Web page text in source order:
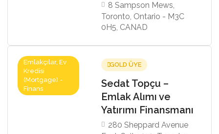
8 Sampson Mews,
Toronto, Ontario - M3C
0H5, CANAD
Emlakçılar, Ev
Kredisi
(Mortgage) -
Finans
GOLD ÜYE
Sedat Topçu –
Emlak Alımı ve
Yatırımı Finansmanı
280 Sheppard Avenue